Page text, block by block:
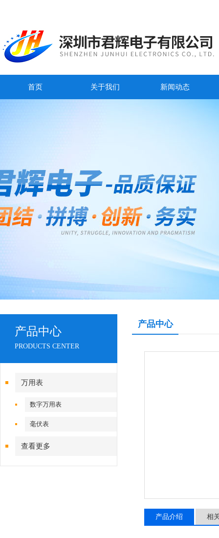
首页 关于我们 新闻动态
产品中心
PRODUCTS CENTER
万用表
数字万用表
毫伏表
查看更多
产品中心
产品介绍 相